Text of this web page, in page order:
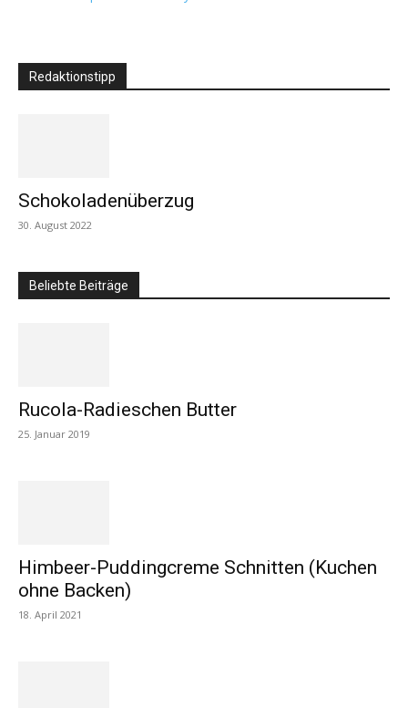
Redaktionstipp
Schokoladenüberzug
30. August 2022
Beliebte Beiträge
Rucola-Radieschen Butter
25. Januar 2019
Himbeer-Puddingcreme Schnitten (Kuchen
ohne Backen)
18. April 2021